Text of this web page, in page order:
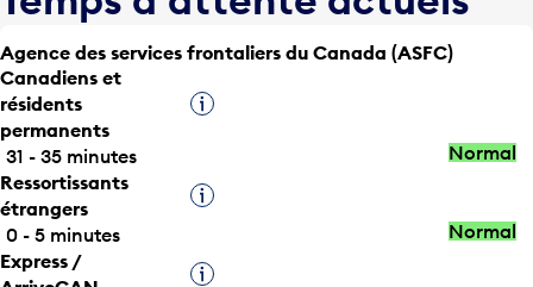
Agence des services frontaliers du Canada (ASFC)
Canadiens et
résidents
permanents
31 - 35 minutes
Ressortissants
étrangers
0 - 5 minutes
Express /
ArriveCAN